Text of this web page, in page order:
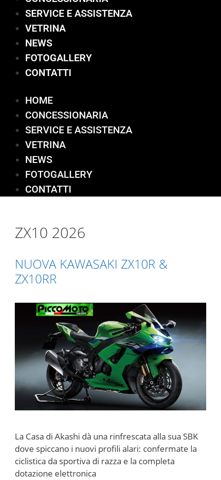
SERVICE E ASSISTENZA
VETRINA
NEWS
FOTOGALLERY
CONTATTI
HOME
CONCESSIONARIA
SERVICE E ASSISTENZA
VETRINA
NEWS
FOTOGALLERY
CONTATTI
ZX10 2026
NUOVA KAWASAKI ZX10R &
ZX10RR
La Casa di Akashi dà una rinfrescata alla sua SBK
dove spiccano i nuovi profili alari: confermate la
ciclistica da sportiva di razza e la completa
dotazione elettronica